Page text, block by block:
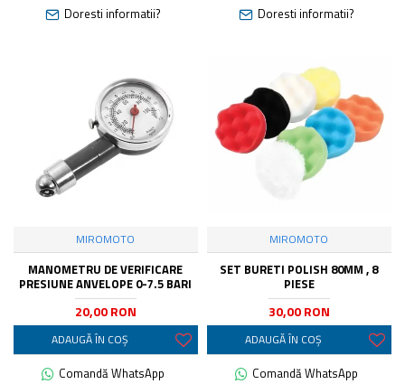
Doresti informatii?
Doresti informatii?
MIROMOTO
MANOMETRU DE VERIFICARE
PRESIUNE ANVELOPE 0-7.5 BARI
20,00 RON
ADAUGĂ ÎN COŞ
Comandă WhatsApp
MIROMOTO
SET BURETI POLISH 80MM , 8
PIESE
30,00 RON
ADAUGĂ ÎN COŞ
Comandă WhatsApp